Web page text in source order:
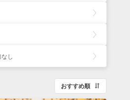
し
おすすめ順